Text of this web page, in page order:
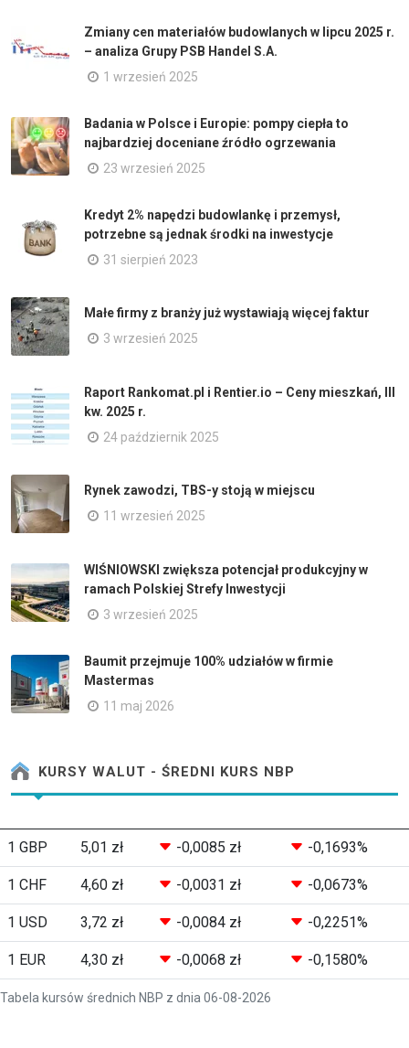
Zmiany cen materiałów budowlanych w lipcu 2025 r.
– analiza Grupy PSB Handel S.A.
1 wrzesień 2025
Badania w Polsce i Europie: pompy ciepła to
najbardziej doceniane źródło ogrzewania
23 wrzesień 2025
Kredyt 2% napędzi budowlankę i przemysł,
potrzebne są jednak środki na inwestycje
31 sierpień 2023
Małe firmy z branży już wystawiają więcej faktur
3 wrzesień 2025
Raport Rankomat.pl i Rentier.io – Ceny mieszkań, III
kw. 2025 r.
24 październik 2025
Rynek zawodzi, TBS-y stoją w miejscu
11 wrzesień 2025
WIŚNIOWSKI zwiększa potencjał produkcyjny w
ramach Polskiej Strefy Inwestycji
3 wrzesień 2025
Baumit przejmuje 100% udziałów w firmie
Mastermas
11 maj 2026
KURSY WALUT - ŚREDNI KURS NBP
Tabela kursów średnich NBP z dnia 06-08-2026
1 GBP 5,01 zł -0,0085 zł -0,1693%
1 CHF 4,60 zł -0,0031 zł -0,0673%
1 USD 3,72 zł -0,0084 zł -0,2251%
1 EUR 4,30 zł -0,0068 zł -0,1580%